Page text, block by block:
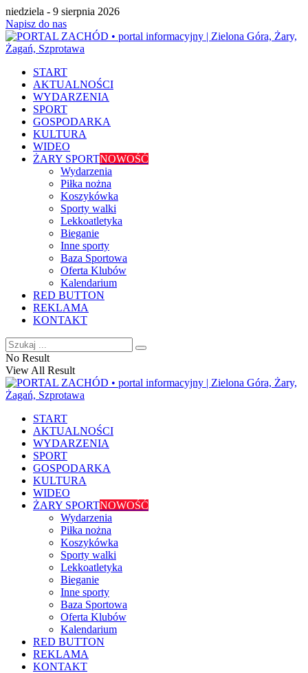
niedziela - 9 sierpnia 2026
Napisz do nas
START
AKTUALNOŚCI
WYDARZENIA
SPORT
GOSPODARKA
KULTURA
WIDEO
ŻARY SPORTNOWOŚĆ
Wydarzenia
Piłka nożna
Koszykówka
Sporty walki
Lekkoatletyka
Bieganie
Inne sporty
Baza Sportowa
Oferta Klubów
Kalendarium
RED BUTTON
REKLAMA
KONTAKT
No Result
View All Result
START
AKTUALNOŚCI
WYDARZENIA
SPORT
GOSPODARKA
KULTURA
WIDEO
ŻARY SPORTNOWOŚĆ
Wydarzenia
Piłka nożna
Koszykówka
Sporty walki
Lekkoatletyka
Bieganie
Inne sporty
Baza Sportowa
Oferta Klubów
Kalendarium
RED BUTTON
REKLAMA
KONTAKT